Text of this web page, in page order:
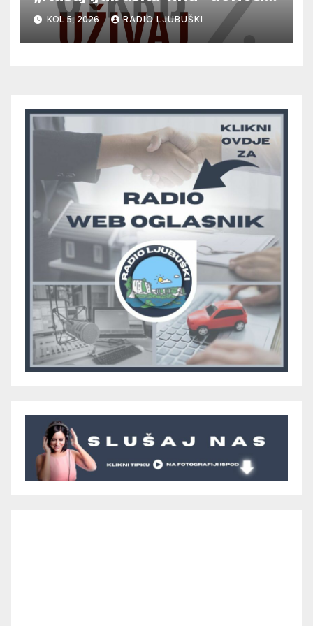
vrhunska vina, gastronomiju i
glazbu
KOL 5, 2026 RADIO LJUBUŠKI